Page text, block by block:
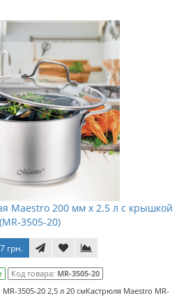
Maestro 200 мм x 2.5 л с крышкой
(MR-3505-20)
грн.
Код товара: MR-3505-20
3505-20 2,5 л 20 смКастрюля Maestro MR-